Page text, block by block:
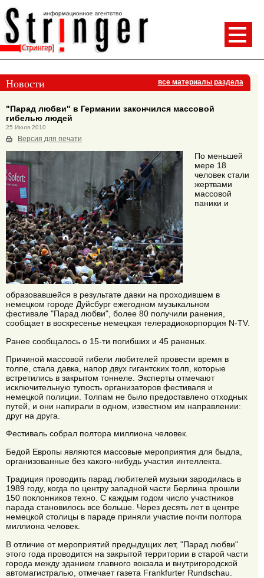
Новости все материалы раздела
"Парад любви" в Германии закончился массовой
гибелью людей
25 Июля 2010
Версия для печати
По меньшей
мере 18
человек стали
жертвами
массовой
паники и
образовавшейся в результате давки на проходившем в
немецком городе Дуйсбург ежегодном музыкальном
фестивале "Парад любви", более 80 получили ранения,
сообщает в воскресенье немецкая телерадиокорпорция N-TV.
Ранее сообщалось о 15-ти погибших и 45 раненых.
Причиной массовой гибели любителей провести время в
толпе, стала давка, напор двух гигантских толп, которые
встретились в закрытом тоннеле. Эксперты отмечают
исключительную тупость организаторов фестиваля и
немецкой полиции. Толпам не было предоставлено отходных
путей, и они напирали в одном, известном им направлении:
друг на друга.
Фестиваль собрал полтора миллиона человек.
Бедой Европы являются массовые мероприятия для быдла,
организованные без какого-нибудь участия интеллекта.
Традиция проводить парад любителей музыки зародилась в
1989 году, когда по центру западной части Берлина прошли
150 поклонников техно. С каждым годом число участников
парада становилось все больше. Через десять лет в центре
немецкой столицы в параде приняли участие почти полтора
миллиона человек.
В отличие от мероприятий предыдущих лет, "Парад любви"
этого года проводится на закрытой территории в старой части
города между зданием главного вокзала и внутригородской
автомагистралью, отмечает газета Frankfurter Rundschau.